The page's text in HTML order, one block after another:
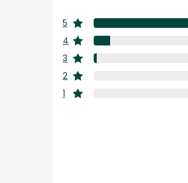
5
estrelas
4
estrelas
3
estrelas
2
estrelas
1
estrelas